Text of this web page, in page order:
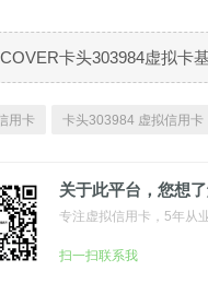
卡头303984虚拟卡
用卡 卡头303984 虚拟信用卡
关于此平台，您想
专注虚拟信用卡，5年从
扫一扫联系我